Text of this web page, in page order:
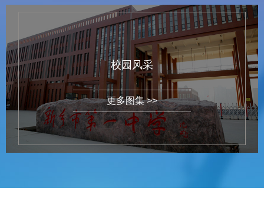
校园风采
更多图集 >>